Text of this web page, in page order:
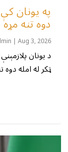
په یونان
دوه تنه
| Aug 3, 2026
د یونان
ټکر له امله